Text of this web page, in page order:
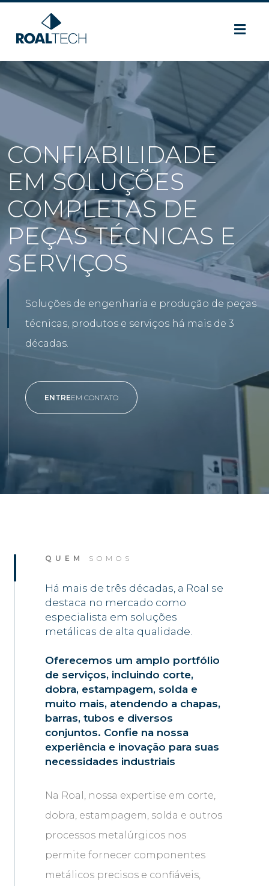
CONFIABILIDADE
EM SOLUÇÕES
COMPLETAS DE
PEÇAS TÉCNICAS E
SERVIÇOS
Soluções de engenharia e produção de peças
técnicas, produtos e serviços há mais de 3
décadas.
ENTREEM CONTATO
QUEM SOMOS
Há mais de três décadas, a Roal se
destaca no mercado como
especialista em soluções
metálicas de alta qualidade.
Oferecemos um amplo portfólio
de serviços, incluindo corte,
dobra, estampagem, solda e
muito mais, atendendo a chapas,
barras, tubos e diversos
conjuntos. Confie na nossa
experiência e inovação para suas
necessidades industriais
Na Roal, nossa expertise em corte,
dobra, estampagem, solda e outros
processos metalúrgicos nos
permite fornecer componentes
metálicos precisos e confiáveis,